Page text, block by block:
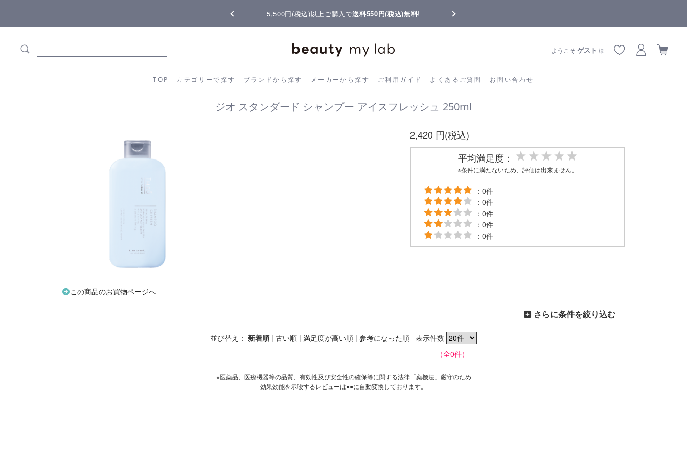
5,500円(税込)以上ご購入で送料550円(税込)無料!
TOP カテゴリーで探す ブランドから探す メーカーから探す ご利用ガイド よくあるご質問 お問い合わせ
ようこそゲスト 様
カテゴリーから探す ブランドから探す メーカーから探す ご利用ガイド よくあるご質問
ジオ スタンダード シャンプー アイスフレッシュ 250ml
この商品のお買物ページへ
2,420 円(税込)
平均満足度：
※条件に満たないため、評価は出来ません。
：0件
：0件
：0件
：0件
：0件
さらに条件を絞り込む
並び替え： 新着順 | 古い順 | 満足度が高い順 | 参考になった順 表示件数
（全0件）
※医薬品、医療機器等の品質、有効性及び安全性の確保等に関する法律「薬機法」厳守のため
効果効能を示唆するレビューは●●に自動変換しております。